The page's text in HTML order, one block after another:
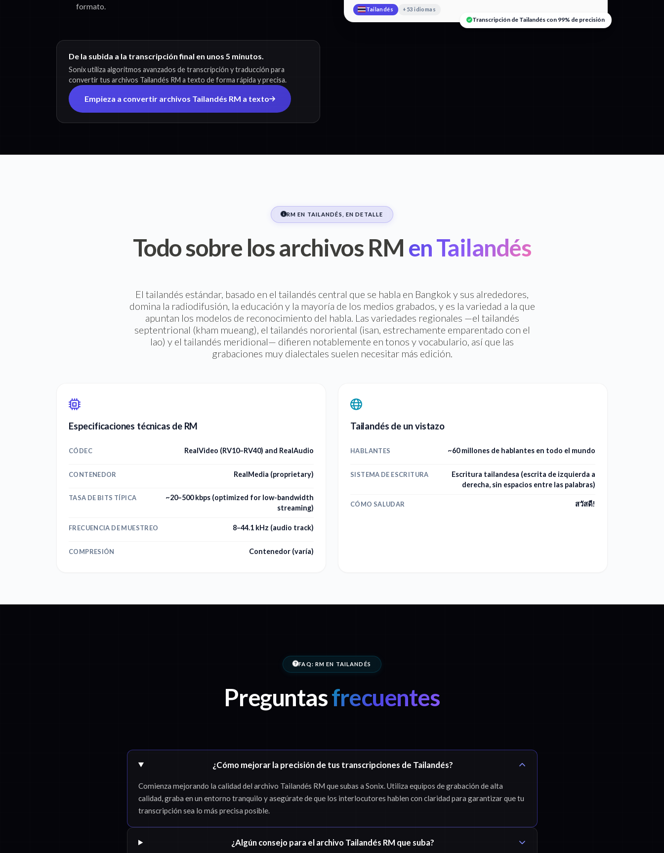
formato.
De la subida a la transcripción final en unos 5 minutos.
Sonix utiliza algoritmos avanzados de transcripción y traducción para
convertir tus archivos Tailandés RM a texto de forma rápida y precisa.
Empieza a convertir archivos Tailandés RM a texto
Tailandés +53 idiomas
Transcripción de Tailandés con 99% de precisión
RM EN TAILANDÉS, EN DETALLE
Todo sobre los archivos RM en Tailandés
El tailandés estándar, basado en el tailandés central que se habla en Bangkok y sus alrededores,
domina la radiodifusión, la educación y la mayoría de los medios grabados, y es la variedad a la que
apuntan los modelos de reconocimiento del habla. Las variedades regionales —el tailandés
septentrional (kham mueang), el tailandés nororiental (isan, estrechamente emparentado con el
lao) y el tailandés meridional— difieren notablemente en tonos y vocabulario, así que las
grabaciones muy dialectales suelen necesitar más edición.
Especificaciones técnicas de RM
CÓDEC RealVideo (RV10–RV40) and RealAudio
CONTENEDOR RealMedia (proprietary)
TASA DE BITS TÍPICA
~20–500 kbps (optimized for low-bandwidth
streaming)
FRECUENCIA DE MUESTREO 8–44.1 kHz (audio track)
COMPRESIÓN Contenedor (varía)
Tailandés de un vistazo
HABLANTES ~60 millones de hablantes en todo el mundo
SISTEMA DE ESCRITURA
Escritura tailandesa (escrita de izquierda a
derecha, sin espacios entre las palabras)
CÓMO SALUDAR สวัสดี!
FAQ: RM EN TAILANDÉS
Preguntasfrecuentes
¿Cómo mejorar la precisión de tus transcripciones de Tailandés?
Comienza mejorando la calidad del archivo Tailandés RM que subas a Sonix. Utiliza equipos de grabación de alta
calidad, graba en un entorno tranquilo y asegúrate de que los interlocutores hablen con claridad para garantizar que tu
transcripción sea lo más precisa posible.
¿Algún consejo para el archivo Tailandés RM que suba?